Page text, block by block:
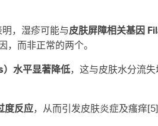
，湿疹可能与皮肤屏障相关基因
，而非正常的两个。
水平显著降低，这与皮肤水分流失
度反应，从而引发皮肤炎症及瘙痒[5]